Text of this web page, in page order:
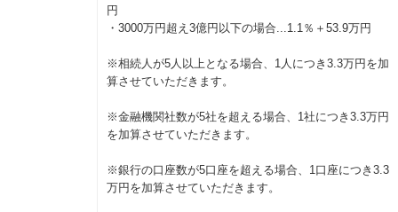
円
・3000万円超え3億円以下の場合...1.1％＋53.9万円
※相続人が5人以上となる場合、1人につき3.3万円を加
算させていただきます。
※金融機関社数が5社を超える場合、1社につき3.3万円
を加算させていただきます。
※銀行の口座数が5口座を超える場合、1口座につき3.3
万円を加算させていただきます。